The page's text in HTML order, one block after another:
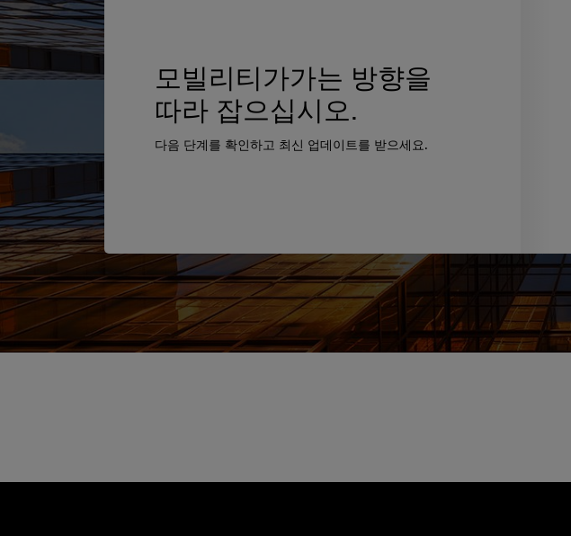
모빌리티가가는 방향을
따라 잡으십시오.
다음 단계를 확인하고 최신 업데이트를 받으세요.